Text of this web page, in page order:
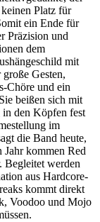
Platz für
ein Ende für
Präzision und
dem
mit
Gesten,
Chöre und ein
beißen sich mit
in den Köpfen fest
im
die Band heute,
Jahr kommen Red
Begleitet werden
aus Hardcore-
kommt direkt
Voodoo und Mojo